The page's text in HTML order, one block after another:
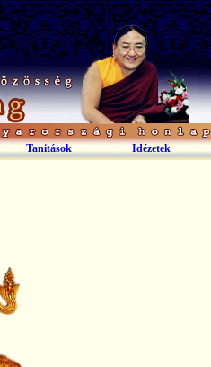
Tanitások Idézetek